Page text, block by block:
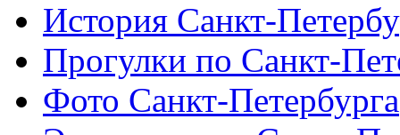
История Санкт-
Прогулки по Санкт-
Фото Санкт-Петербурга